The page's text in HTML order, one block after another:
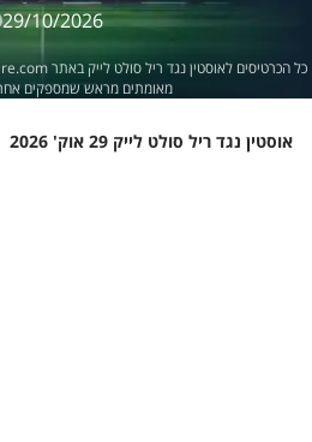
29/10/2026
מאומתים מראש שמספקים אחריות
אוסטין נגד ריל סולט לייק 29 אוק' 2026